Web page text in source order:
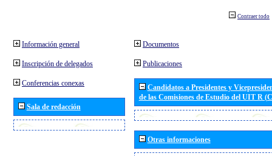
Contraer todo
Información general
Inscripción de delegados
Conferencias conexas
Sala de redacción
Documentos
Publicaciones
Candidatos a Presidentes y
de las Comisiones de Estudio del UIT R
Otras informaciones